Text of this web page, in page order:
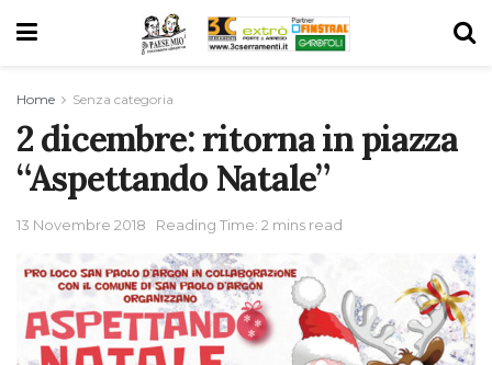
Home Senza categoria
2 dicembre: ritorna in piazza
“Aspettando Natale”
13 Novembre 2018 Reading Time: 2 mins read